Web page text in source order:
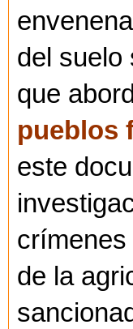
del suelo
que
pueblos
este
crímenes
de la